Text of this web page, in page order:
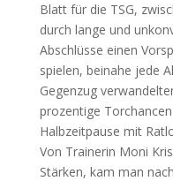
Blatt für die TSG,
durch lange und
Abschlüsse einen
spielen, beinahe jede
Gegenzug
prozentige
Halbzeitpause mit
Von Trainerin Moni
Stärken, kam man